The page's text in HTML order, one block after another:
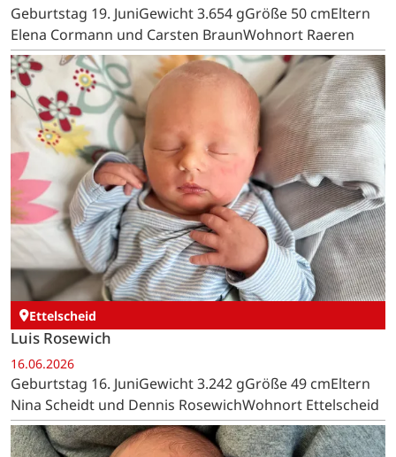
Geburtstag 19. JuniGewicht 3.654 gGröße 50 cmEltern
Elena Cormann und Carsten BraunWohnort Raeren
Ettelscheid
Luis Rosewich
16.06.2026
Geburtstag 16. JuniGewicht 3.242 gGröße 49 cmEltern
Nina Scheidt und Dennis RosewichWohnort Ettelscheid